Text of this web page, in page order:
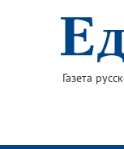
Газета